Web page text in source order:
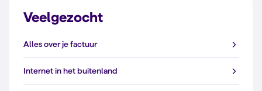
Veelgezocht
Alles over je factuur
Internet in het buitenland